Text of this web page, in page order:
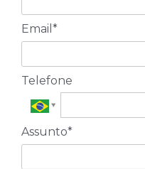
Email*
Telefone
Assunto*